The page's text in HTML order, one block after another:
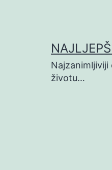
životu…